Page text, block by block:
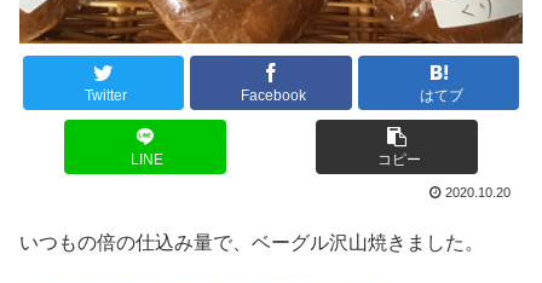
Twitter Facebook はてブ
LINE コピー
2020.10.20
いつもの倍の仕込み量で、ベーグル沢山焼きました。